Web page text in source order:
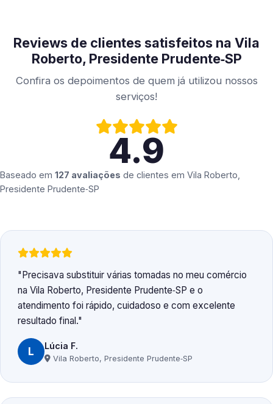
Reviews de clientes satisfeitos na Vila
Roberto, Presidente Prudente‑SP
Confira os depoimentos de quem já utilizou nossos
serviços!
4.9
Baseado em 127 avaliações de clientes em Vila Roberto,
Presidente Prudente‑SP
Precisava substituir várias tomadas no meu comércio
na Vila Roberto, Presidente Prudente‑SP e o
atendimento foi rápido, cuidadoso e com excelente
resultado final.
L Lúcia F.
Vila Roberto, Presidente Prudente‑SP